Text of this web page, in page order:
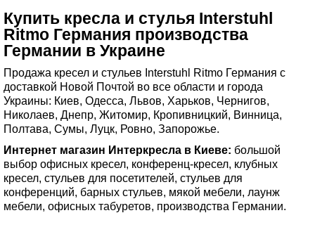
Купить кресла и стулья Interstuhl
Ritmo Германия производства
Германии в Украине
Продажа кресел и стульев Interstuhl Ritmo Германия с
доставкой Новой Почтой во все области и города
Украины: Киев, Одесса, Львов, Харьков, Чернигов,
Николаев, Днепр, Житомир, Кропивницкий, Винница,
Полтава, Сумы, Луцк, Ровно, Запорожье.
Интернет магазин Интеркресла в Киеве: большой
выбор офисных кресел, конференц-кресел, клубных
кресел, стульев для посетителей, стульев для
конференций, барных стульев, мякой мебели, лаунж
мебели, офисных табуретов, производства Германии.